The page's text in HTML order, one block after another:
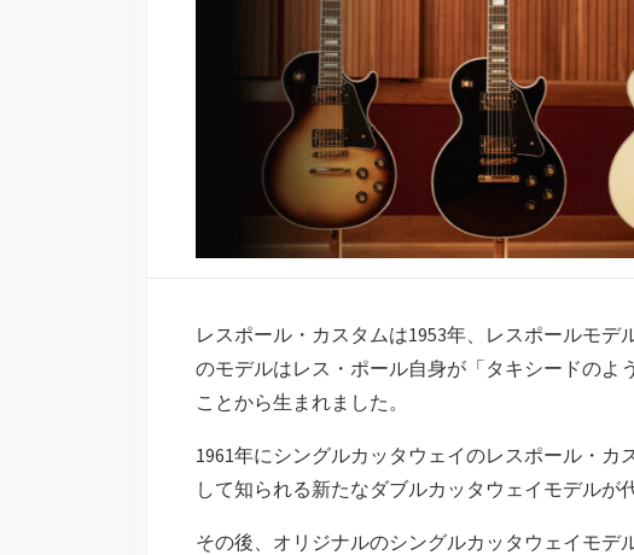
レスポール・カスタムは1953年、レスポールモ
のモデルはレス・ポール自身が「タキシードのよ
ことから生まれました。
1961年にシングルカッタウェイのレスポール・カ
して知られる新たなダブルカッタウェイモデルが
その後、オリジナルのシングルカッタウェイモデ